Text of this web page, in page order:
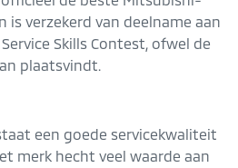
is verzekerd van deelname aan
Skills Contest, ofwel de
plaatsvindt.
een goede servicekwaliteit
merk hecht veel waarde aan